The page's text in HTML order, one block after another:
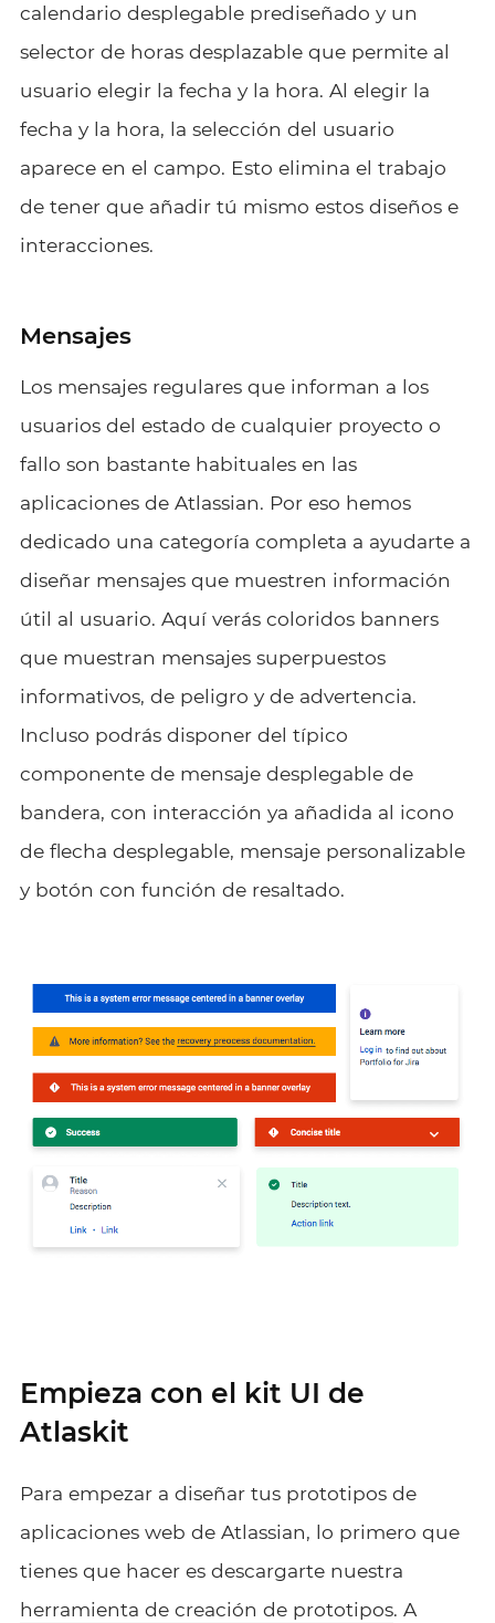
calendario desplegable prediseñado y un
selector de horas desplazable que permite al
usuario elegir la fecha y la hora. Al elegir la
fecha y la hora, la selección del usuario
aparece en el campo. Esto elimina el trabajo
de tener que añadir tú mismo estos diseños e
interacciones.
Mensajes
Los mensajes regulares que informan a los
usuarios del estado de cualquier proyecto o
fallo son bastante habituales en las
aplicaciones de Atlassian. Por eso hemos
dedicado una categoría completa a ayudarte a
diseñar mensajes que muestren información
útil al usuario. Aquí verás coloridos banners
que muestran mensajes superpuestos
informativos, de peligro y de advertencia.
Incluso podrás disponer del típico
componente de mensaje desplegable de
bandera, con interacción ya añadida al icono
de flecha desplegable, mensaje personalizable
y botón con función de resaltado.
Empieza con el kit UI de
Atlaskit
Para empezar a diseñar tus prototipos de
aplicaciones web de Atlassian, lo primero que
tienes que hacer es descargarte nuestra
herramienta de creación de prototipos. A